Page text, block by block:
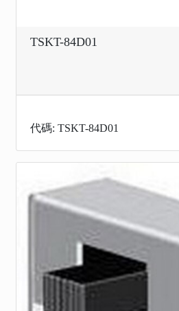
TSKT-84D01
代碼: TSKT-84D01